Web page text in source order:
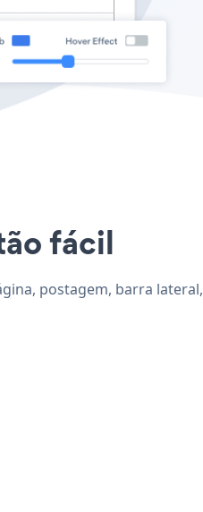
fácil
postagem, barra lateral,